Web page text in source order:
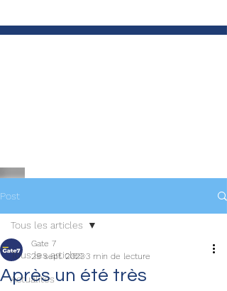
Post
Tous les articles
Actualités
Tous les articles
Après un été très
Gate 7
29 sept. 20233 min de lecture